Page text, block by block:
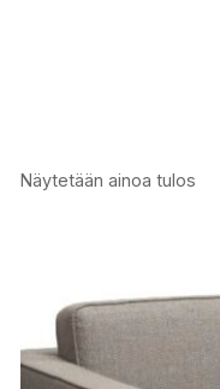
Näytetään ainoa tulos